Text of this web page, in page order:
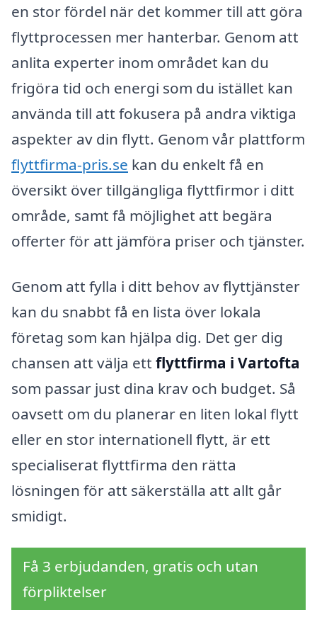
en stor fördel när det kommer till att göra
flyttprocessen mer hanterbar. Genom att
anlita experter inom området kan du
frigöra tid och energi som du istället kan
använda till att fokusera på andra viktiga
aspekter av din flytt. Genom vår plattform
flyttfirma-pris.se kan du enkelt få en
översikt över tillgängliga flyttfirmor i ditt
område, samt få möjlighet att begära
offerter för att jämföra priser och tjänster.
Genom att fylla i ditt behov av flyttjänster
kan du snabbt få en lista över lokala
företag som kan hjälpa dig. Det ger dig
chansen att välja ett flyttfirma i Vartofta
som passar just dina krav och budget. Så
oavsett om du planerar en liten lokal flytt
eller en stor internationell flytt, är ett
specialiserat flyttfirma den rätta
lösningen för att säkerställa att allt går
smidigt.
Få 3 erbjudanden, gratis och utan
förpliktelser